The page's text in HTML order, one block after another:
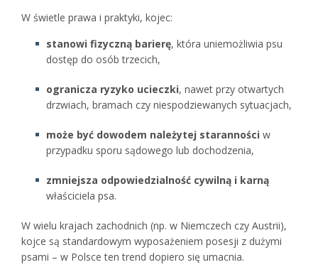
W świetle prawa i praktyki, kojec:
stanowi fizyczną barierę, która uniemożliwia psu
dostęp do osób trzecich,
ogranicza ryzyko ucieczki, nawet przy otwartych
drzwiach, bramach czy niespodziewanych sytuacjach,
może być dowodem należytej staranności w
przypadku sporu sądowego lub dochodzenia,
zmniejsza odpowiedzialność cywilną i karną
właściciela psa.
W wielu krajach zachodnich (np. w Niemczech czy Austrii),
kojce są standardowym wyposażeniem posesji z dużymi
psami – w Polsce ten trend dopiero się umacnia.